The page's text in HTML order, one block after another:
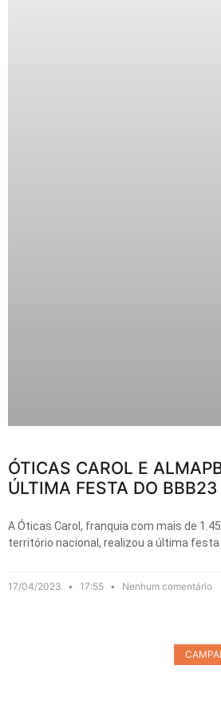
ÓTICAS CAROL E
ÚLTIMA FESTA DO BBB23
A Óticas Carol, franquia com mais de
território nacional, realizou a última festa
17/04/2023 17:55 Nenhum comentário